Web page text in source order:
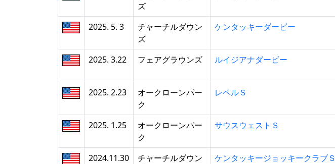
ズ
2025. 5. 3
チャーチルダウン
ズ
ケンタッキーダービー
2025. 3.22 フェアグラウンズ ルイジアナダービー
2025. 2.23
オークローンパー
ク
レベルＳ
2025. 1.25
オークローンパー
ク
サウスウェストＳ
2024.11.30
チャーチルダウン
ケンタッキージョッキークラブＳ